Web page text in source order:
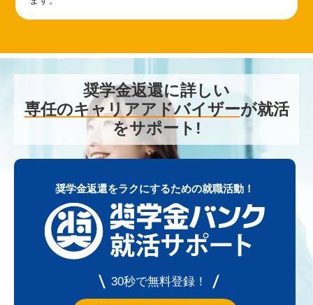
奨学金返還に詳しい
専任のキャリアアドバイザーが就活
をサポート!
奨学金返還をラクにするための就職活動！
30秒で無料登録！